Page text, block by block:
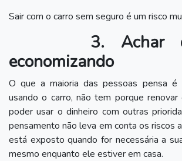
Sair com o carro sem seguro é um risco
3. Achar
economizando
O que a maioria das pessoas pensa
usando o carro, não tem porque
poder usar o dinheiro com outras
pensamento não leva em conta os riscos
está exposto quando for necessária a
mesmo enquanto ele estiver em casa.